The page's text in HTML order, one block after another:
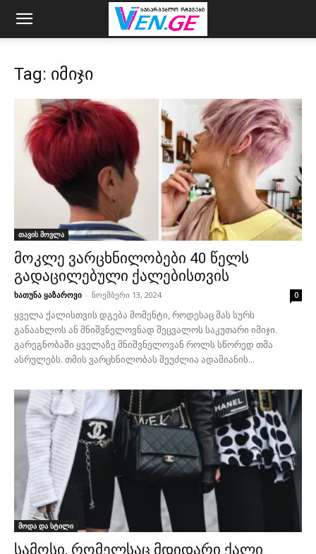
Tag: იმიჯი
თავის მოვლა
მოკლე ვარცხნილობები 40 წელს
გადაცილებული ქალებისთვის
ხათუნა ყაზაროვი - ნოემბერი 13, 2024 0
ყველა ქალისთვის დგება მომენტი, როდესაც მას სურს
განაახლოს ან მნიშვნელოვნად შეცვალოს საკუთარი იმიჯი.
გარეგნობაში ყველაზე მნიშვნელოვან როლს სწორედ თმა
ასრულებს. თმის ვარცხნილობას შეუძლია ადამიანის...
მოდა და სტილი
სამოსი, რომელსაც მდიდარი ქალი